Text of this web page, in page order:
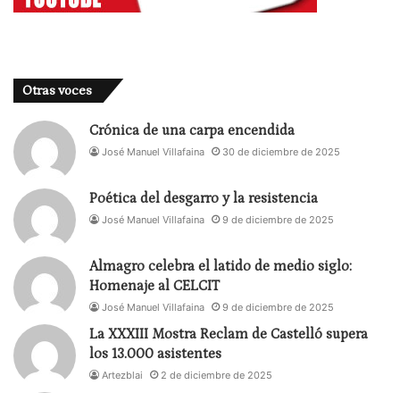
Otras voces
Crónica de una carpa encendida
José Manuel Villafaina 30 de diciembre de 2025
Poética del desgarro y la resistencia
José Manuel Villafaina 9 de diciembre de 2025
Almagro celebra el latido de medio siglo:
Homenaje al CELCIT
José Manuel Villafaina 9 de diciembre de 2025
La XXXIII Mostra Reclam de Castelló supera
los 13.000 asistentes
Artezblai 2 de diciembre de 2025